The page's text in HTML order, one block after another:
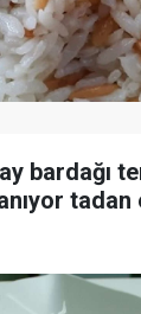
bardağı
tadan